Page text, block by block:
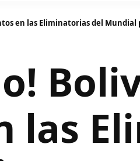
en las Eliminatorias del Mundial
las